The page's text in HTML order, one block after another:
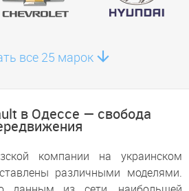
все 25 марок
в Одессе — свобода
компании на украинском
различными моделями.